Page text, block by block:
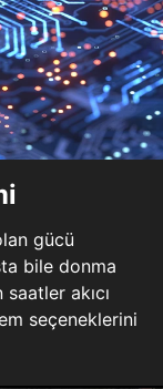
gücü
bile donma
akıcı
seçeneklerini